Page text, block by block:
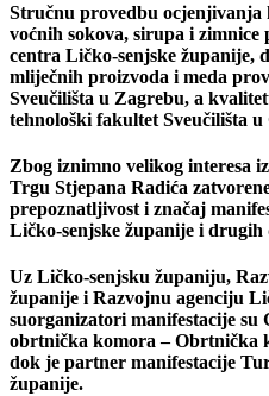
Stručnu provedbu ocjenjivanja
voćnih sokova, sirupa i
centra Ličko-senjske županije,
mliječnih proizvoda i meda
Sveučilišta u Zagrebu, a
tehnološki fakultet Sveučilišta u
Zbog iznimno velikog interesa
Trgu Stjepana Radića
prepoznatljivost i značaj
Ličko-senjske županije i
Uz Ličko-senjsku županiju,
županije i Razvojnu agenciju
suorganizatori manifestacije su
obrtnička komora – Obrtnička
dok je partner manifestacije
županije.